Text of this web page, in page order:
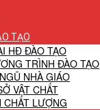
TẠO
HĐ ĐÀO TẠO
TRÌNH ĐÀO TẠO
NHÀ GIÁO
VẬT CHẤT
CHẤT LƯỢNG